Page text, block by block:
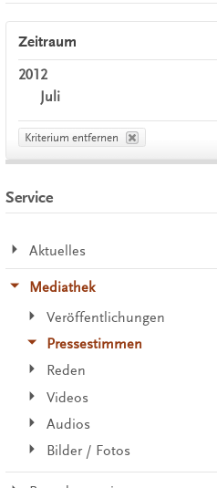
Zeitraum
2012
Juli
Kriterium entfernen
Service
Aktuelles
Mediathek
Veröffentlichungen
Pressestimmen
Reden
Videos
Audios
Bilder / Fotos